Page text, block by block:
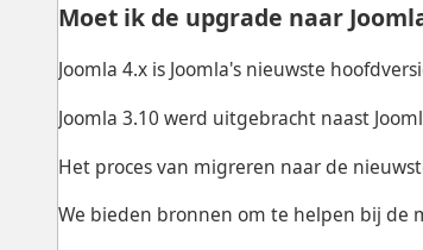
Moet ik de upgrade naar
Joomla 4.x is Joomla's nieuwste
Joomla 3.10 werd uitgebracht naast
Het proces van migreren naar de
We bieden bronnen om te helpen bij de